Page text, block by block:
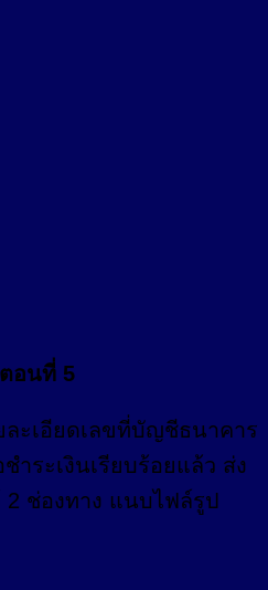
อนที่ 5
ละเอียดเลขที่บัญชีธนาคาร
ำระเงินเรียบร้อยแล้ว ส่ง
2 ช่องทาง แนบไฟล์รูป